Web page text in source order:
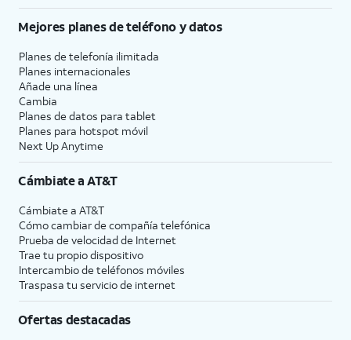
Mejores planes de teléfono y datos
Planes de telefonía ilimitada
Planes internacionales
Añade una línea
Cambia
Planes de datos para tablet
Planes para hotspot móvil
Next Up Anytime
Cámbiate aAT&T
Cámbiate a AT&T
Cómo cambiar de compañía telefónica
Prueba de velocidad de Internet
Trae tu propio dispositivo
Intercambio de teléfonos móviles
Traspasa tu servicio de internet
Ofertas destacadas